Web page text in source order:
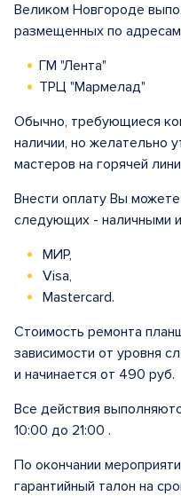
Великом Новгороде
размещенных по
ГМ "Лента"
ТРЦ "Мармелад"
Обычно, требующиеся
наличии, но желательно
мастеров на горячей
Внести оплату Вы
следующих - наличными
МИР,
Visa,
Mastercard.
Стоимость ремонта
зависимости от уровня
и начинается от 490 руб.
Все действия
10:00 до 21:00 .
По окончании
гарантийный талон на